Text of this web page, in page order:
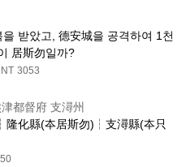
받았고, 德安城을 공격하여 1천
居斯勿일까?
3053
都督府 支潯州
化縣(夲居斯勿)┆支潯縣(夲只